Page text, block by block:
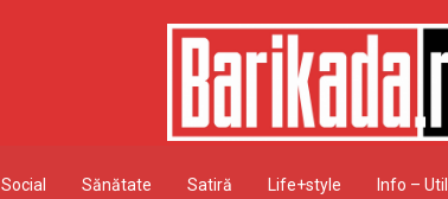
Social Sănătate Satiră Life+style Info – Util